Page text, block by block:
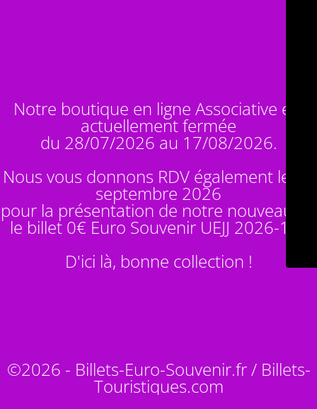
Notre boutique en ligne Associative est
actuellement fermée
du 28/07/2026 au 17/08/2026.
Nous vous donnons RDV également le 14
septembre 2026
pour la présentation de notre nouveauté :
le billet 0€ Euro Souvenir UEJJ 2026-10
D'ici là, bonne collection !
©2026 - Billets-Euro-Souvenir.fr / Billets-
Touristiques.com